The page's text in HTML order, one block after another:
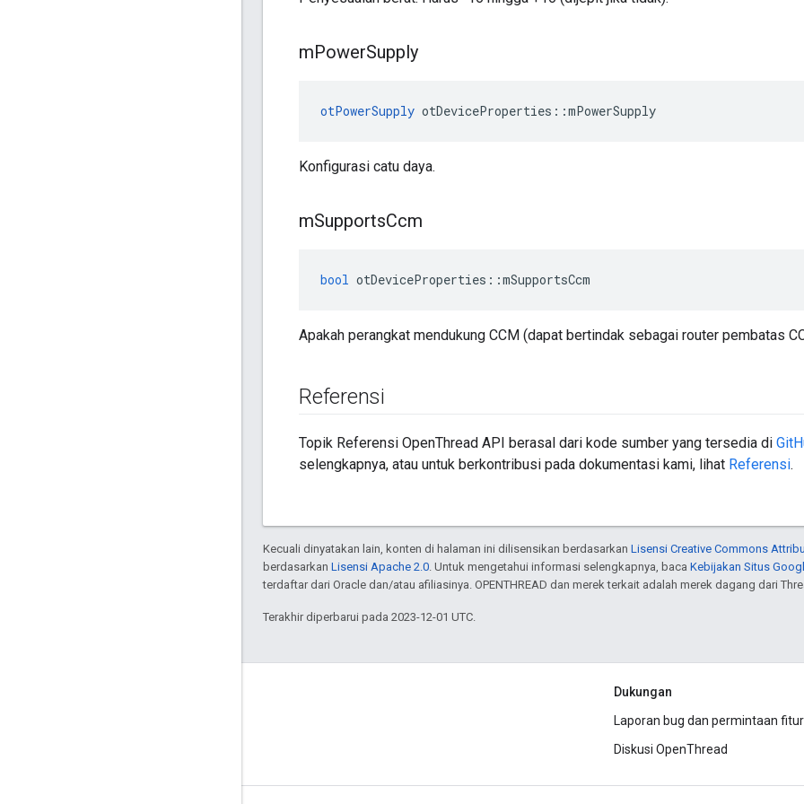
mPowerSupply
otPowerSupply otDeviceProperties ::mPowerSupply
Konfigurasi catu daya.
mSupportsCcm
bool otDeviceProperties ::mSupportsCcm
Apakah perangkat mendukung CCM (dapat bertindak sebagai router pembatas
Referensi
Topik Referensi OpenThread API berasal dari kode sumber yang tersedia di
selengkapnya, atau untuk berkontribusi pada dokumentasi kami, lihat Referensi.
Kecuali dinyatakan lain, konten di halaman ini dilisensikan berdasarkan Lisensi Creative Commons
berdasarkan Lisensi Apache 2.0. Untuk mengetahui informasi selengkapnya, baca Kebijakan Situs
terdaftar dari Oracle dan/atau afiliasinya. OPENTHREAD dan merek terkait adalah merek dagang dari
Terakhir diperbarui pada 2023-12-01 UTC.
Dukungan
Laporan bug dan permintaan fitur
Diskusi OpenThread